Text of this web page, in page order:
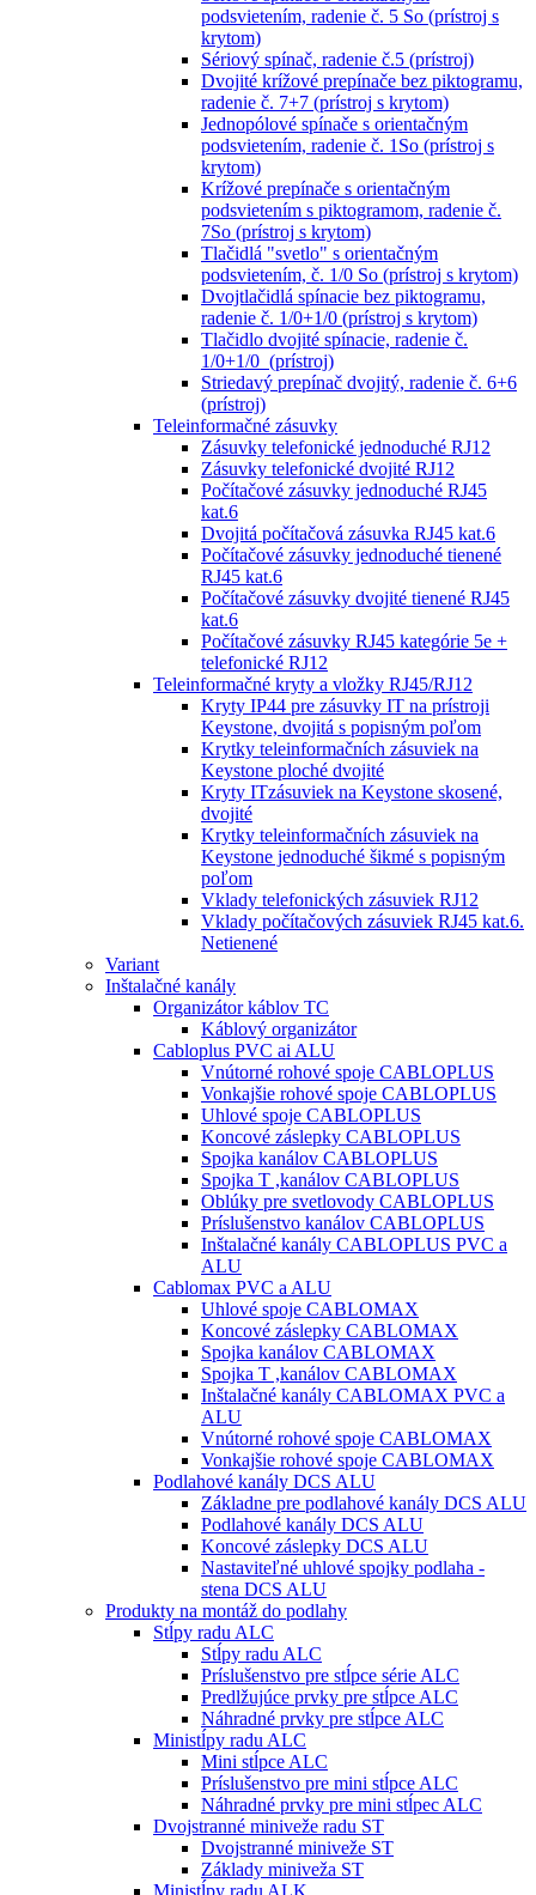
podsvietením, radenie č. 5 So (prístroj s
krytom)
Sériový spínač, radenie č.5 (prístroj)
Dvojité krížové prepínače bez piktogramu,
radenie č. 7+7 (prístroj s krytom)
Jednopólové spínače s orientačným
podsvietením, radenie č. 1So (prístroj s
krytom)
Krížové prepínače s orientačným
podsvietením s piktogramom, radenie č.
7So (prístroj s krytom)
Tlačidlá "svetlo" s orientačným
podsvietením, č. 1/0 So (prístroj s krytom)
Dvojtlačidlá spínacie bez piktogramu,
radenie č. 1/0+1/0 (prístroj s krytom)
Tlačidlo dvojité spínacie, radenie č.
1/0+1/0 (prístroj)
Striedavý prepínač dvojitý, radenie č. 6+6
(prístroj)
Teleinformačné zásuvky
Zásuvky telefonické jednoduché RJ12
Zásuvky telefonické dvojité RJ12
Počítačové zásuvky jednoduché RJ45
kat.6
Dvojitá počítačová zásuvka RJ45 kat.6
Počítačové zásuvky jednoduché tienené
RJ45 kat.6
Počítačové zásuvky dvojité tienené RJ45
kat.6
Počítačové zásuvky RJ45 kategórie 5e +
telefonické RJ12
Teleinformačné kryty a vložky RJ45/RJ12
Kryty IP44 pre zásuvky IT na prístroji
Keystone, dvojitá s popisným poľom
Krytky teleinformačních zásuviek na
Keystone ploché dvojité
Kryty ITzásuviek na Keystone skosené,
dvojité
Krytky teleinformačních zásuviek na
Keystone jednoduché šikmé s popisným
poľom
Vklady telefonických zásuviek RJ12
Vklady počítačových zásuviek RJ45 kat.6.
Netienené
Variant
Inštalačné kanály
Organizátor káblov TC
Káblový organizátor
Cabloplus PVC ai ALU
Vnútorné rohové spoje CABLOPLUS
Vonkajšie rohové spoje CABLOPLUS
Uhlové spoje CABLOPLUS
Koncové záslepky CABLOPLUS
Spojka kanálov CABLOPLUS
Spojka T ,kanálov CABLOPLUS
Oblúky pre svetlovody CABLOPLUS
Príslušenstvo kanálov CABLOPLUS
Inštalačné kanály CABLOPLUS PVC a
ALU
Cablomax PVC a ALU
Uhlové spoje CABLOMAX
Koncové záslepky CABLOMAX
Spojka kanálov CABLOMAX
Spojka T ,kanálov CABLOMAX
Inštalačné kanály CABLOMAX PVC a
ALU
Vnútorné rohové spoje CABLOMAX
Vonkajšie rohové spoje CABLOMAX
Podlahové kanály DCS ALU
Základne pre podlahové kanály DCS ALU
Podlahové kanály DCS ALU
Koncové záslepky DCS ALU
Nastaviteľné uhlové spojky podlaha -
stena DCS ALU
Produkty na montáž do podlahy
Stĺpy radu ALC
Stĺpy radu ALC
Príslušenstvo pre stĺpce série ALC
Predlžujúce prvky pre stĺpce ALC
Náhradné prvky pre stĺpce ALC
Ministĺpy radu ALC
Mini stĺpce ALC
Príslušenstvo pre mini stĺpce ALC
Náhradné prvky pre mini stĺpec ALC
Dvojstranné miniveže radu ST
Dvojstranné miniveže ST
Základy miniveža ST
Ministĺpy radu ALK